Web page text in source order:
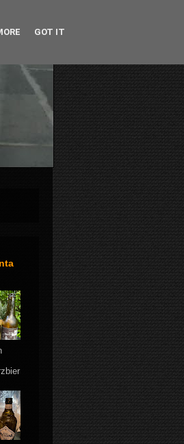
GOT IT